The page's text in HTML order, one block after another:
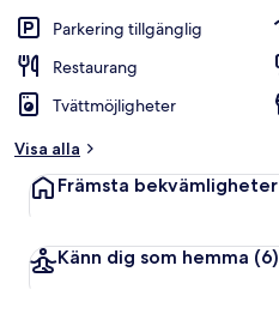
Parkering tillgänglig
Restaurang
Tvättmöjligheter
Visa alla
Främsta bekvämligheter
Känn dig som hemma (6)